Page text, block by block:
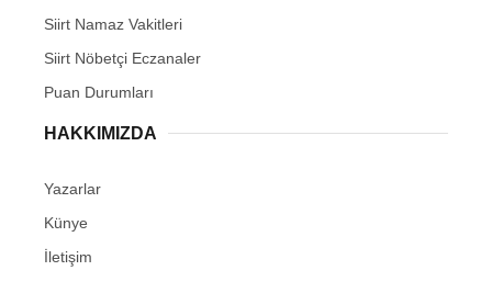
Siirt Namaz Vakitleri
Siirt Nöbetçi Eczanaler
Puan Durumları
HAKKIMIZDA
Yazarlar
Künye
İletişim